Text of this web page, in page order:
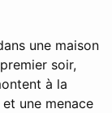
une maison
soir,
à la
une menace